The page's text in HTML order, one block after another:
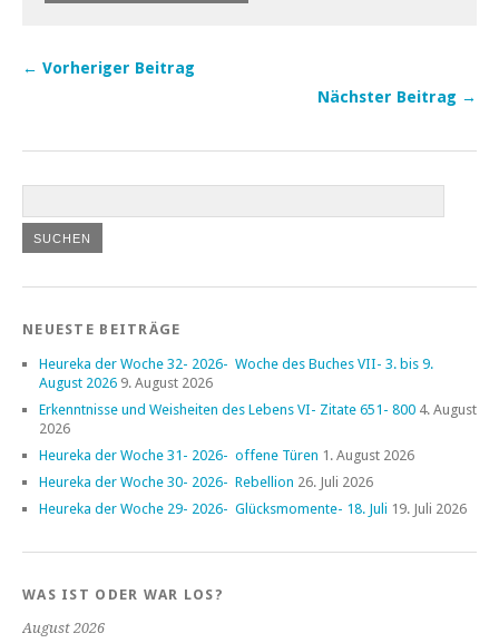
← Vorheriger Beitrag
Nächster Beitrag →
NEUESTE BEITRÄGE
Heureka der Woche 32- 2026- Woche des Buches VII- 3. bis 9.
August 2026 9. August 2026
Erkenntnisse und Weisheiten des Lebens VI- Zitate 651- 800 4. August
2026
Heureka der Woche 31- 2026- offene Türen 1. August 2026
Heureka der Woche 30- 2026- Rebellion 26. Juli 2026
Heureka der Woche 29- 2026- Glücksmomente- 18. Juli 19. Juli 2026
WAS IST ODER WAR LOS?
August 2026